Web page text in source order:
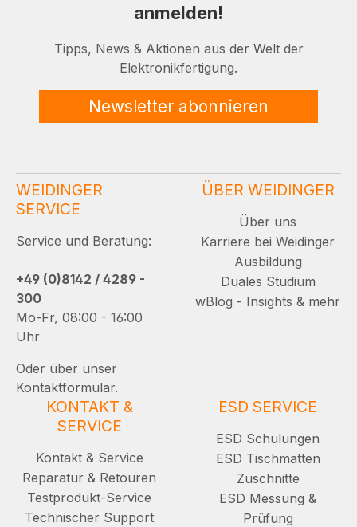
anmelden!
Tipps, News & Aktionen aus der Welt der
Elektronikfertigung.
Newsletter abonnieren
WEIDINGER
SERVICE
Service und Beratung:
+49 (0)8142 / 4289 -
300
Mo-Fr, 08:00 - 16:00
Uhr
Oder über unser
Kontaktformular.
ÜBER WEIDINGER
Über uns
Karriere bei Weidinger
Ausbildung
Duales Studium
wBlog - Insights & mehr
KONTAKT &
SERVICE
Kontakt & Service
Reparatur & Retouren
Testprodukt-Service
Technischer Support
ESD SERVICE
ESD Schulungen
ESD Tischmatten
Zuschnitte
ESD Messung &
Prüfung